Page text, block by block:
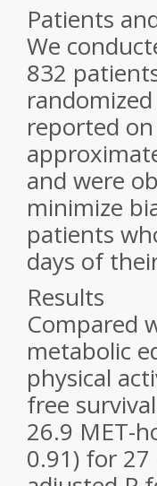
Patients
We
832
reported
and were
minimize
patients
days of
Results
Compared
metabolic
physical
free
26.9 MET-
0.91) for